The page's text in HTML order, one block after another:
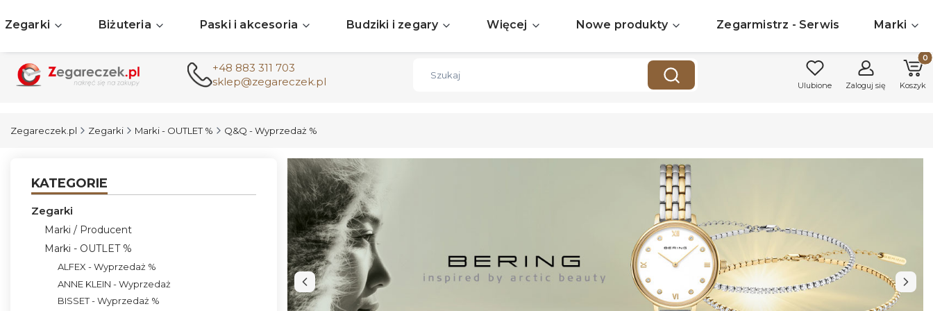
+48 883 311 703
sklep@zegareczek.pl
WyczyśćSzukaj Ulubione Zaloguj się Koszyk
Zegarki Biżuteria Paski i akcesoria Budziki i zegary Więcej Nowe produkty Zegarmistrz - Serwis Marki
Zegareczek.pl Zegarki Marki - OUTLET % Q&Q - Wyprzedaż %
KATEGORIE
Zegarki
Marki / Producent
Marki - OUTLET %
ALFEX - Wyprzedaż %
ANNE KLEIN - Wyprzedaż
BISSET - Wyprzedaż %